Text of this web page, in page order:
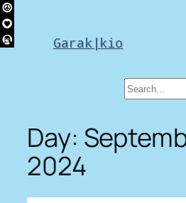
Skip
to
content Garak|kio
Search
Day:
2024